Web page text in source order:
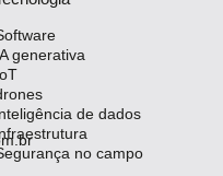
generativa
de dados
no campo